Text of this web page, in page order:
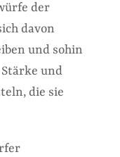
der
davon
und sohin
und
die sie